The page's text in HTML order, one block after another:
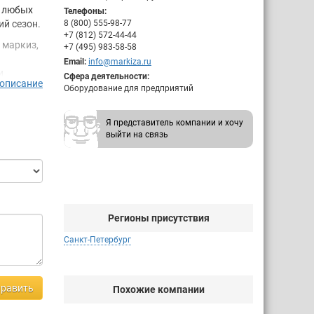
Телефоны:
8 (800) 555-98-77
+7 (812) 572-44-44
+7 (495) 983-58-58
Email: info@markiza.ru
Сфера деятельности:
Оборудование для предприятий
Я представитель компании и хочу
выйти на связь
Регионы присутствия
Санкт-Петербург
Похожие компании
любых
сезон.
Поэтому
то,